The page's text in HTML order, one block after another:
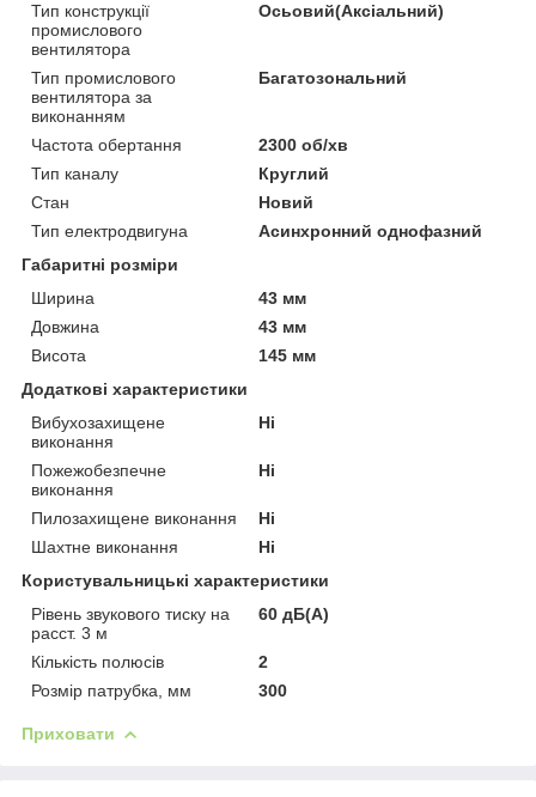
Тип конструкції
промислового
вентилятора
Осьовий(Аксіальний)
Тип промислового
вентилятора за
виконанням
Багатозональний
Частота обертання
2300 об/хв
Тип каналу
Круглий
Стан
Новий
Тип електродвигуна
Асинхронний однофазний
Габаритні розміри
Ширина
43 мм
Довжина
43 мм
Висота
145 мм
Додаткові характеристики
Вибухозахищене
виконання
Ні
Пожежобезпечне
виконання
Ні
Пилозахищене виконання
Ні
Шахтне виконання
Ні
Користувальницькі характеристики
Рівень звукового тиску на
расст. 3 м
60 дБ(А)
Кількість полюсів
2
Розмір патрубка, мм
300
Приховати